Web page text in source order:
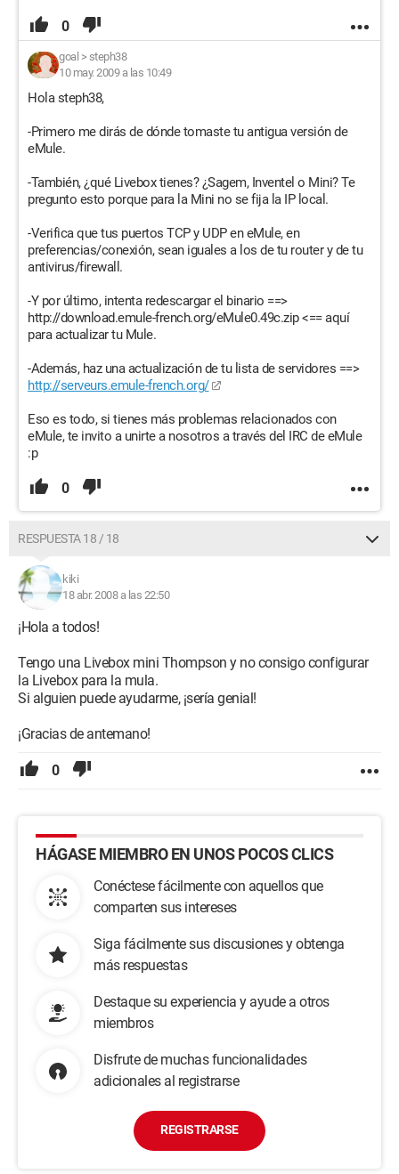
0
goal > steph38
10 may. 2009 a las 10:49
Hola steph38,
-Primero me dirás de dónde tomaste tu antigua versión de
eMule.
-También, ¿qué Livebox tienes? ¿Sagem, Inventel o Mini? Te
pregunto esto porque para la Mini no se fija la IP local.
-Verifica que tus puertos TCP y UDP en eMule, en
preferencias/conexión, sean iguales a los de tu router y de tu
antivirus/firewall.
-Y por último, intenta redescargar el binario ==>
http://download.emule-french.org/eMule0.49c.zip <== aquí
para actualizar tu Mule.
-Además, haz una actualización de tu lista de servidores ==>
http://serveurs.emule-french.org/
Eso es todo, si tienes más problemas relacionados con
eMule, te invito a unirte a nosotros a través del IRC de eMule
:p
0
RESPUESTA 18 / 18
kiki
18 abr. 2008 a las 22:50
¡Hola a todos!
Tengo una Livebox mini Thompson y no consigo configurar
la Livebox para la mula.
Si alguien puede ayudarme, ¡sería genial!
¡Gracias de antemano!
0
HÁGASE MIEMBRO EN UNOS POCOS CLICS
Conéctese fácilmente con aquellos que
comparten sus intereses
Siga fácilmente sus discusiones y obtenga
más respuestas
Destaque su experiencia y ayude a otros
miembros
Disfrute de muchas funcionalidades
adicionales al registrarse
REGISTRARSE